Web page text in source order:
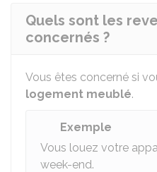
Quels sont les
concernés ?
Vous êtes concerné si
logement meublé.
Exemple
Vous louez votre
week-end.